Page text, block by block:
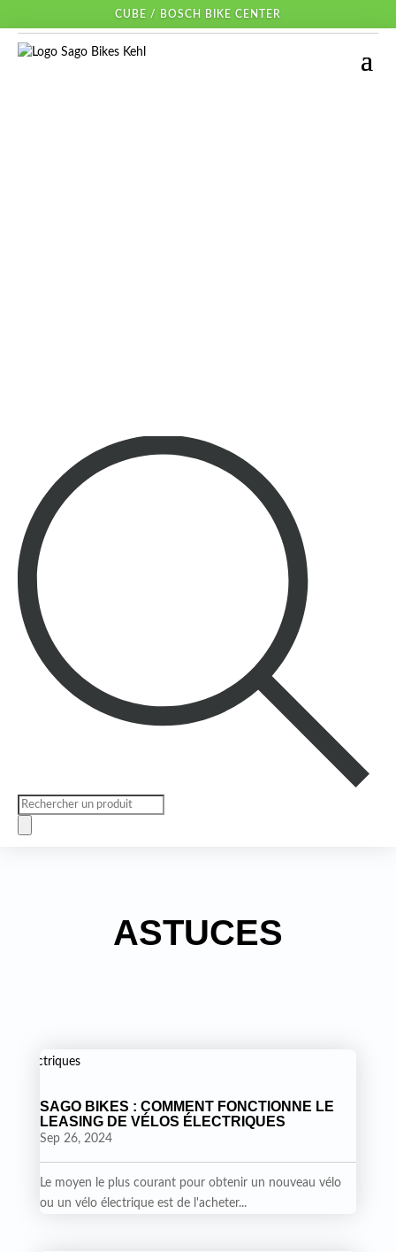
CUBE / BOSCH BIKE CENTER
Recherche
ASTUCES
SAGO BIKES : COMMENT FONCTIONNE LE
LEASING DE VÉLOS ÉLECTRIQUES
Sep 26, 2024
Le moyen le plus courant pour obtenir un nouveau vélo
ou un vélo électrique est de l'acheter...